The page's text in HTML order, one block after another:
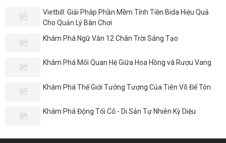
Vietbill: Giải Pháp Phần Mềm Tính Tiền Bida Hiệu Quả
Cho Quản Lý Bàn Chơi
Khám Phá Ngữ Văn 12 Chân Trời Sáng Tạo
Khám Phá Mối Quan Hệ Giữa Hoa Hồng và Rượu Vang
Khám Phá Thế Giới Tưởng Tượng Của Tiên Võ Đế Tôn
Khám Phá Động Tối Cổ - Di Sản Tự Nhiên Kỳ Diệu